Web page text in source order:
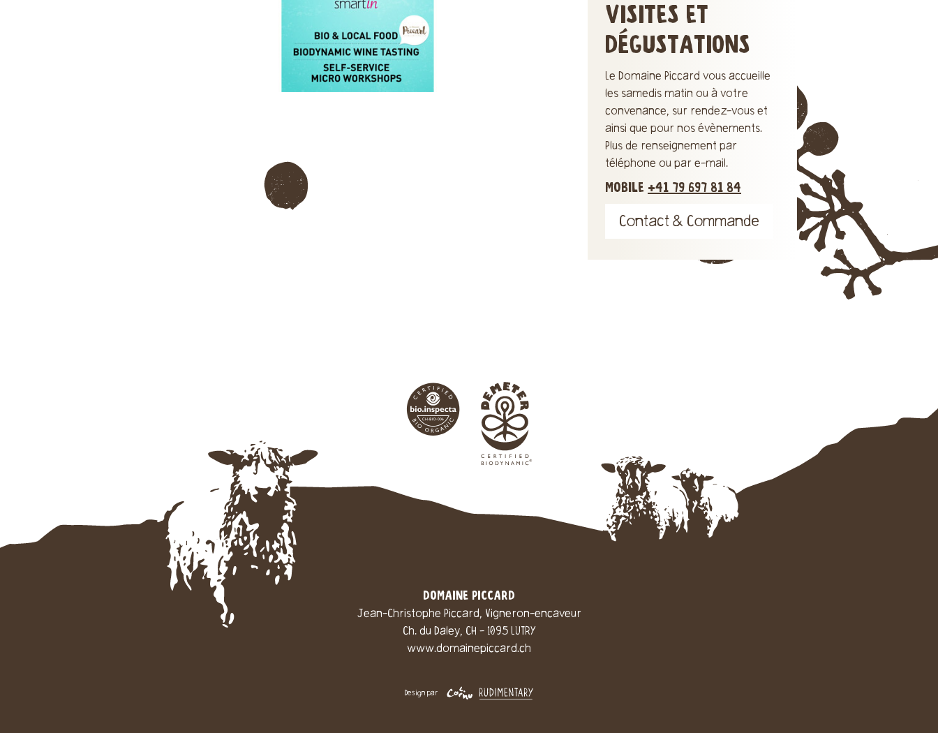
VISITES ET
DÉGUSTATIONS
Le Domaine Piccard vous accueille
les samedis matin ou à votre
convenance, sur rendez-vous et
ainsi que pour nos évènements.
Plus de renseignement par
téléphone ou par e-mail.
MOBILE +41 79 697 81 84
Contact & Commande
DOMAINE PICCARD
Jean-Christophe Piccard, Vigneron-encaveur
Ch. du Daley, CH - 1095 LUTRY
www.domainepiccard.ch
Design par